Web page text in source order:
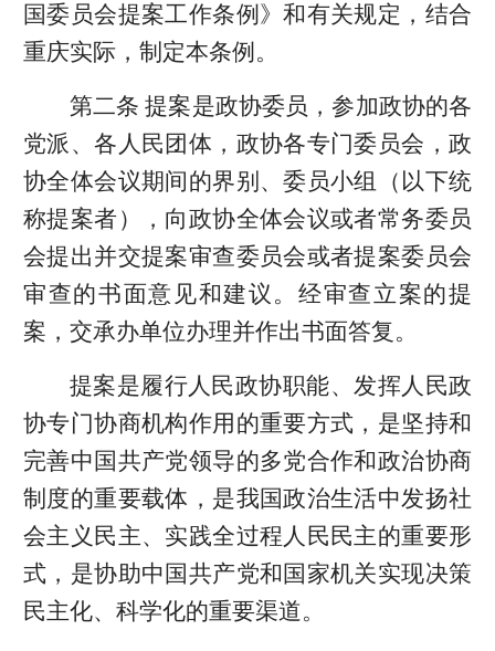
国委员会提案工作条例》和有关规定，结合
重庆实际，制定本条例。
第二条 提案是政协委员，参加政协的各
党派、各人民团体，政协各专门委员会，政
协全体会议期间的界别、委员小组（以下统
称提案者），向政协全体会议或者常务委员
会提出并交提案审查委员会或者提案委员会
审查的书面意见和建议。经审查立案的提
案，交承办单位办理并作出书面答复。
提案是履行人民政协职能、发挥人民政
协专门协商机构作用的重要方式，是坚持和
完善中国共产党领导的多党合作和政治协商
制度的重要载体，是我国政治生活中发扬社
会主义民主、实践全过程人民民主的重要形
式，是协助中国共产党和国家机关实现决策
民主化、科学化的重要渠道。